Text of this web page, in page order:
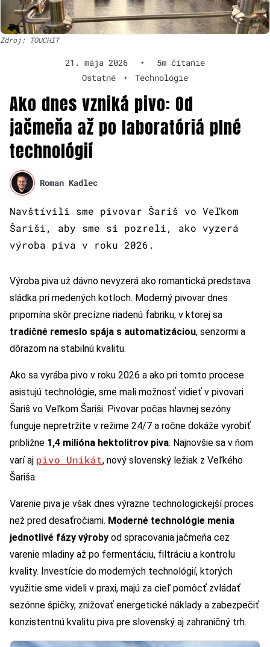
Zdroj: TOUCHIT
21. mája 2026 •
5m čítanie
Ostatné
• Technológie
Ako dnes vzniká pivo: Od
jačmeňa až po laboratóriá plné
technológií
Roman Kadlec
Navštívili sme pivovar Šariš vo Veľkom
Šariši, aby sme si pozreli, ako vyzerá
výroba piva v roku 2026.
Výroba piva už dávno nevyzerá ako romantická predstava
sládka pri medených kotloch. Moderný pivovar dnes
pripomína skôr precízne riadenú fabriku, v ktorej sa
tradičné remeslo spája s automatizáciou, senzormi a
dôrazom na stabilnú kvalitu.
Ako sa vyrába pivo v roku 2026 a ako pri tomto procese
asistujú technológie, sme mali možnosť vidieť v pivovari
Šariš vo Veľkom Šariši. Pivovar počas hlavnej sezóny
funguje nepretržite v režime 24/7 a ročne dokáže vyrobiť
približne 1,4 milióna hektolitrov piva. Najnovšie sa v ňom
varí aj pivo Unikát, nový slovenský ležiak z Veľkého
Šariša.
Varenie piva je však dnes výrazne technologickejší proces
než pred desaťročiami. Moderné technológie menia
jednotlivé fázy výroby od spracovania jačmeňa cez
varenie mladiny až po fermentáciu, filtráciu a kontrolu
kvality. Investície do moderných technológií, ktorých
využitie sme videli v praxi, majú za cieľ pomôcť zvládať
sezónne špičky, znižovať energetické náklady a zabezpečiť
konzistentnú kvalitu piva pre slovenský aj zahraničný trh.